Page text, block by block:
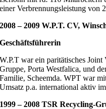
einer Verbrennungsleistung von
2008 – 2009 W.P.T. CV,
Geschäftsführerin
W.P.T war ein paritätisches
Gruppe, Porta Westfalica, und
Familie, Scheemda. WPT war
Umsatz p.a. international aktiv
1999 – 2008 TSR Recycling-